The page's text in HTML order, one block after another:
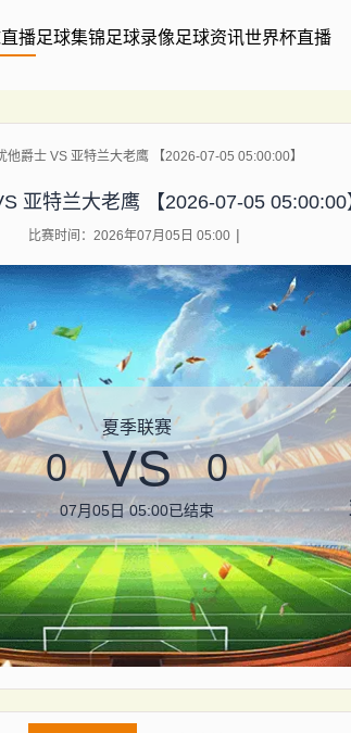
播足球集锦足球录像足球资讯世界杯直播
他爵士 VS 亚特兰大老鹰 【2026-07-05 05:00:00】
亚特兰大老鹰 【2026-07-05 05:00:00
比赛时间：2026年07月05日 05:00
夏季联赛
0 VS 0
07月05日 05:00已结束